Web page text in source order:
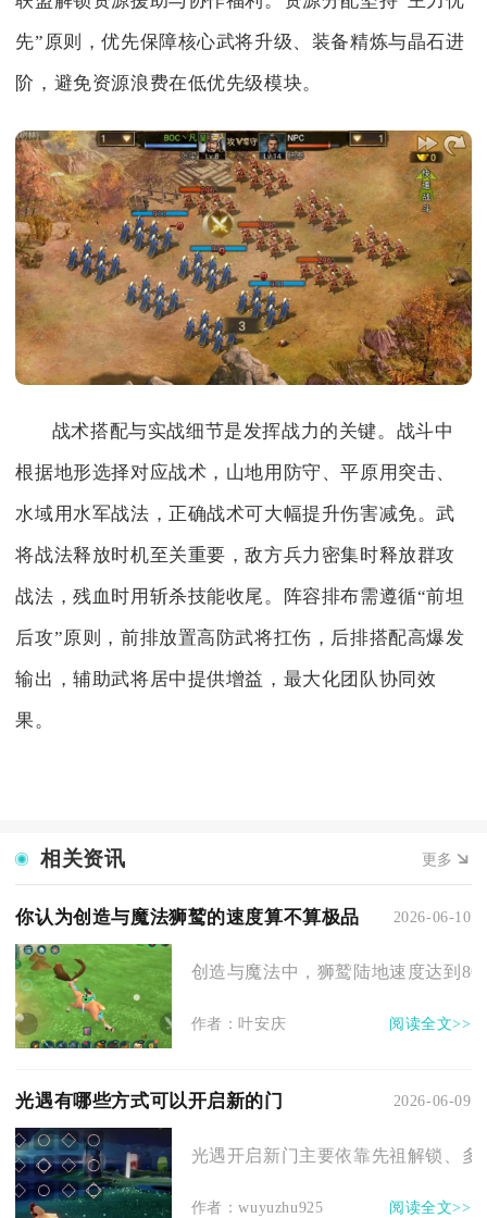
先”原则，优先保障核心武将升级、装备精炼与晶石进
阶，避免资源浪费在低优先级模块。
战术搭配与实战细节是发挥战力的关键。战斗中
根据地形选择对应战术，山地用防守、平原用突击、
水域用水军战法，正确战术可大幅提升伤害减免。武
将战法释放时机至关重要，敌方兵力密集时释放群攻
战法，残血时用斩杀技能收尾。阵容排布需遵循“前坦
后攻”原则，前排放置高防武将扛伤，后排搭配高爆发
输出，辅助武将居中提供增益，最大化团队协同效
果。
相关资讯 更多
你认为创造与魔法狮鹫的速度算不算极品 2026-06-10
创造与魔法中，狮鹫陆地速度达到
作者：叶安庆 阅读全文>>
光遇有哪些方式可以开启新的门 2026-06-09
光遇开启新门主要依靠先祖解锁、
作者：wuyuzhu925 阅读全文>>